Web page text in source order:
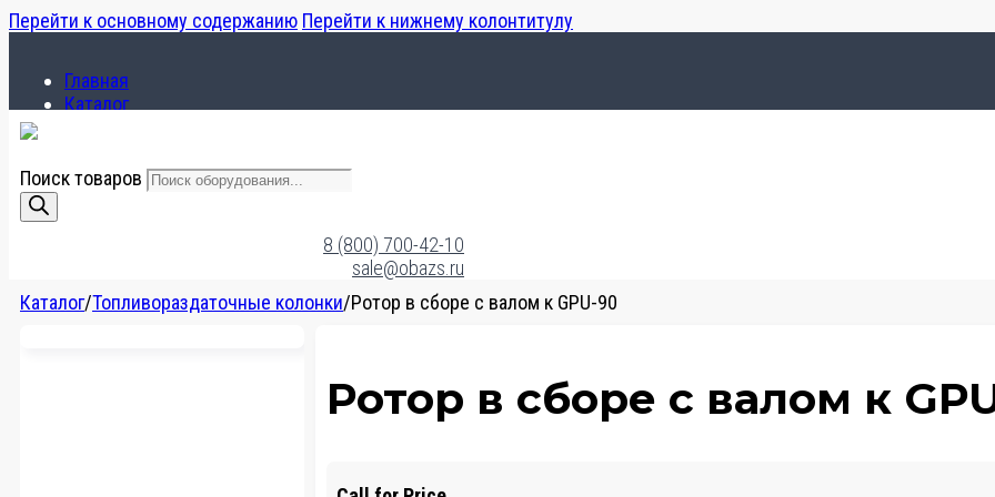
Перейти к основному содержанию Перейти к нижнему колонтитулу
Главная
Каталог
Поиск товаров
8 (800) 700-42-10
sale@obazs.ru
Каталог/Топливораздаточные колонки/Ротор в сборе с валом к GPU-90
Ротор в сборе с валом к